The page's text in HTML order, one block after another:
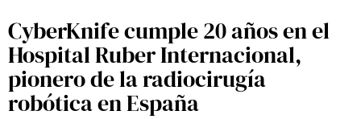
CyberKnife cumple 20 años en el
Hospital Ruber Internacional,
pionero de la radiocirugía
robótica en España